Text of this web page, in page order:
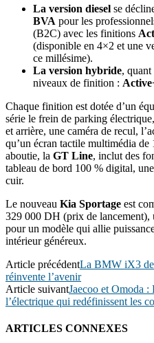
La version diesel se
BVA pour les
(B2C) avec les finitions
(disponible en 4×2 et une
ce millésime).
La version hybride, quant
niveaux de finition :
Chaque finition est dotée d’un
série le frein de parking
et arrière, une caméra de recul,
qu’un écran tactile multimédia
aboutie, la GT Line, inclut des
tableau de bord 100 % digital,
cuir.
Le nouveau Kia Sportage est
329 000 DH (prix de lancement),
pour un modèle qui allie
intérieur généreux.
Article précédentLa BMW iX3 de
réinvente l’avenir
Article suivantJaecoo et Omoda :
l’électrique qui redéfinissent les
ARTICLES CONNEXES